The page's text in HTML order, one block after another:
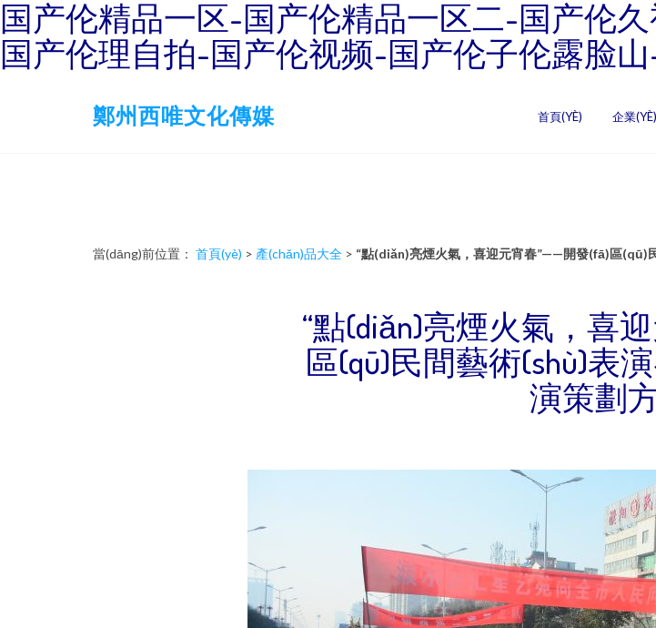
国产伦精品一区-国产伦精品一区二-国产伦
国产伦理自拍-国产伦视频-国产伦子伦露脸
鄭州西唯文化傳媒 首頁(YÈ) 企業
當(dāng)前位置： 首頁(yè) > 產(chǎn)品大全 > “點(diǎn)亮煙火氣，喜迎元宵春”——開發(fā)區(qū)
“點(diǎn)亮煙火氣，喜
區(qū)民間藝術(shù)表
演策劃